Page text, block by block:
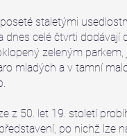
staletými
dnes celé čtvrti dodávají
zeleným
mladých a v tamní
z 50. let 19. století
po nichž lze